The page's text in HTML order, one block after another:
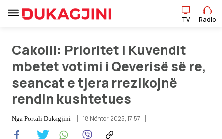
TV Radio
Lajme
Sport
TV Radio
Cakolli: Prioritet i Kuvendit
mbetet votimi i Qeverisë së re,
seancat e tjera rrezikojnë
rendin kushtetues
Nga Portali Dukagjini 18 Nëntor, 2025, 17:57